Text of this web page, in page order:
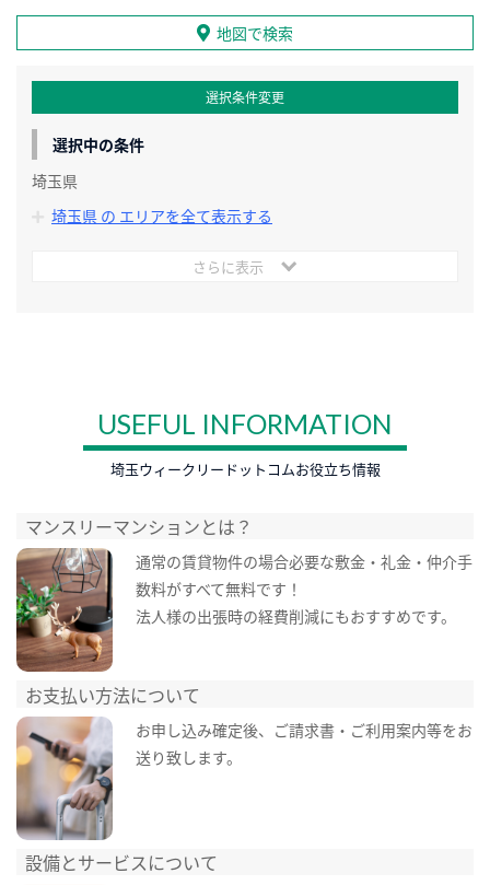
地図で検索
選択条件変更
選択中の条件
埼玉県
埼玉県 の エリアを全て表示する
さらに表示
USEFUL INFORMATION
埼玉ウィークリードットコムお役立ち情報
マンスリーマンションとは？
通常の賃貸物件の場合必要な敷金・礼金・仲介手
数料がすべて無料です！
法人様の出張時の経費削減にもおすすめです。
お支払い方法について
お申し込み確定後、ご請求書・ご利用案内等をお
送り致します。
設備とサービスについて